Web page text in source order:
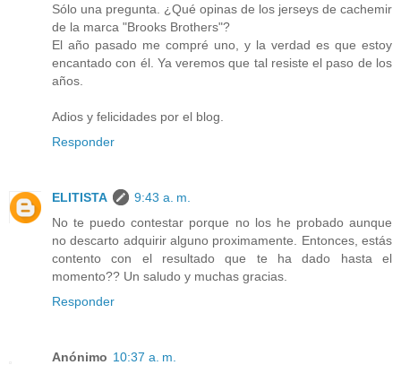
Sólo una pregunta. ¿Qué opinas de los jerseys de cachemir
de la marca "Brooks Brothers"?
El año pasado me compré uno, y la verdad es que estoy
encantado con él. Ya veremos que tal resiste el paso de los
años.
Adios y felicidades por el blog.
Responder
ELITISTA
9:43 a. m.
No te puedo contestar porque no los he probado aunque
no descarto adquirir alguno proximamente. Entonces, estás
contento con el resultado que te ha dado hasta el
momento?? Un saludo y muchas gracias.
Responder
Anónimo 10:37 a. m.